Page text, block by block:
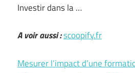
Investir dans la …
A voir aussi :scoopify.fr
Mesurer l’impact d’une